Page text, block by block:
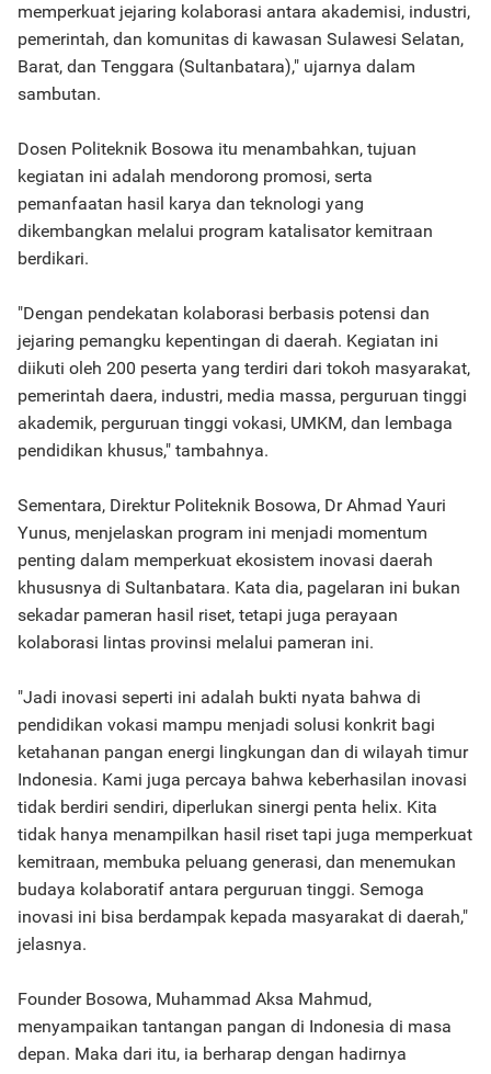
memperkuat jejaring kolaborasi antara akademisi, industri,
pemerintah, dan komunitas di kawasan Sulawesi Selatan,
Barat, dan Tenggara (Sultanbatara)," ujarnya dalam
sambutan.
Dosen Politeknik Bosowa itu menambahkan, tujuan
kegiatan ini adalah mendorong promosi, serta
pemanfaatan hasil karya dan teknologi yang
dikembangkan melalui program katalisator kemitraan
berdikari.
"Dengan pendekatan kolaborasi berbasis potensi dan
jejaring pemangku kepentingan di daerah. Kegiatan ini
diikuti oleh 200 peserta yang terdiri dari tokoh masyarakat,
pemerintah daera, industri, media massa, perguruan tinggi
akademik, perguruan tinggi vokasi, UMKM, dan lembaga
pendidikan khusus," tambahnya.
Sementara, Direktur Politeknik Bosowa, Dr Ahmad Yauri
Yunus, menjelaskan program ini menjadi momentum
penting dalam memperkuat ekosistem inovasi daerah
khususnya di Sultanbatara. Kata dia, pagelaran ini bukan
sekadar pameran hasil riset, tetapi juga perayaan
kolaborasi lintas provinsi melalui pameran ini.
"Jadi inovasi seperti ini adalah bukti nyata bahwa di
pendidikan vokasi mampu menjadi solusi konkrit bagi
ketahanan pangan energi lingkungan dan di wilayah timur
Indonesia. Kami juga percaya bahwa keberhasilan inovasi
tidak berdiri sendiri, diperlukan sinergi penta helix. Kita
tidak hanya menampilkan hasil riset tapi juga memperkuat
kemitraan, membuka peluang generasi, dan menemukan
budaya kolaboratif antara perguruan tinggi. Semoga
inovasi ini bisa berdampak kepada masyarakat di daerah,"
jelasnya.
Founder Bosowa, Muhammad Aksa Mahmud,
menyampaikan tantangan pangan di Indonesia di masa
depan. Maka dari itu, ia berharap dengan hadirnya